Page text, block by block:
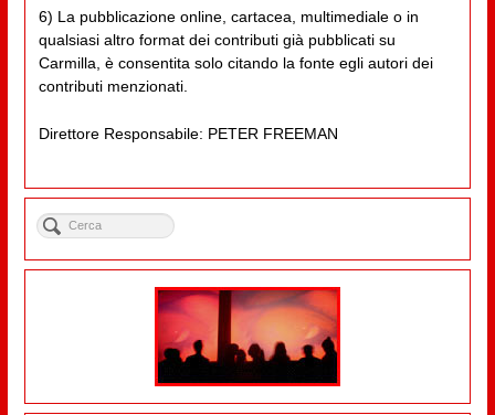
6) La pubblicazione online, cartacea, multimediale o in
qualsiasi altro format dei contributi già pubblicati su
Carmilla, è consentita solo citando la fonte egli autori dei
contributi menzionati.
Direttore Responsabile: PETER FREEMAN